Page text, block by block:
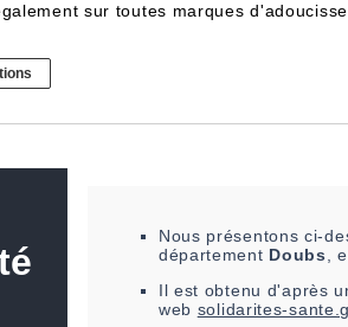
sur toutes marques
Nous présentons ci-
département Doubs,
Il est obtenu d'après
web solidarites-